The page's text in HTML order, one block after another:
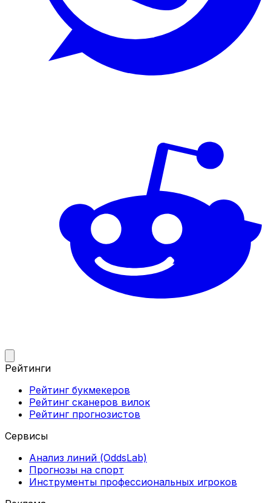
Рейтинги
Рейтинг букмекеров
Рейтинг сканеров вилок
Рейтинг прогнозистов
Сервисы
Анализ линий (OddsLab)
Прогнозы на спорт
Инструменты профессиональных игроков